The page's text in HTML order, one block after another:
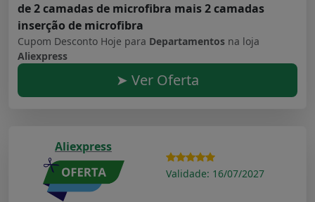
de 2 camadas de microfibra mais 2 camadas
inserção de microfibra
Cupom Desconto Hoje para Departamentos na loja
Aliexpress
➤ Ver Oferta
Aliexpress
Validade: 16/07/2027